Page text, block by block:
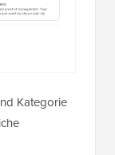
Kategorie